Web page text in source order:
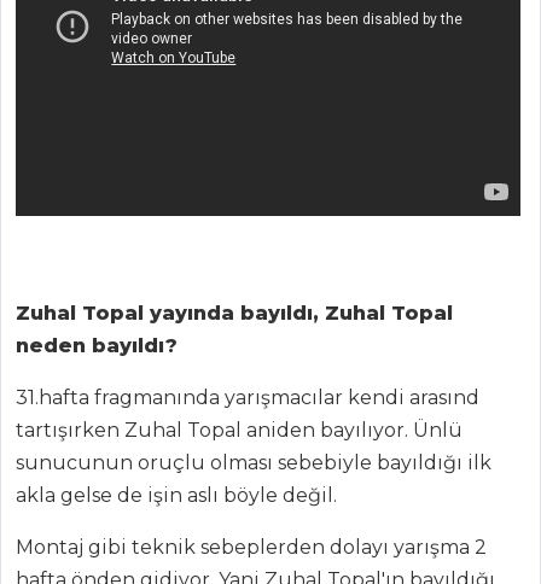
BLOG
Aktüel
Haber
ŞEFİN TARİFLERİ
MENÜLER
Zuhal Topal yayında bayıldı, Zuhal Topal
neden bayıldı?
31.hafta fragmanında yarışmacılar kendi arasınd
tartışırken Zuhal Topal aniden bayılıyor. Ünlü
sunucunun oruçlu olması sebebiyle bayıldığı ilk
akla gelse de işin aslı böyle değil.
Montaj gibi teknik sebeplerden dolayı yarışma 2